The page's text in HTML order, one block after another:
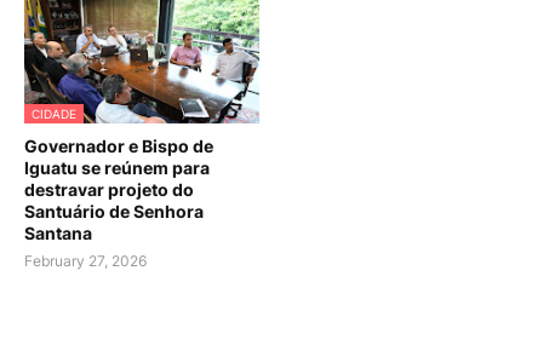
CIDADE
Governador e Bispo de
Iguatu se reúnem para
destravar projeto do
Santuário de Senhora
Santana
February 27, 2026